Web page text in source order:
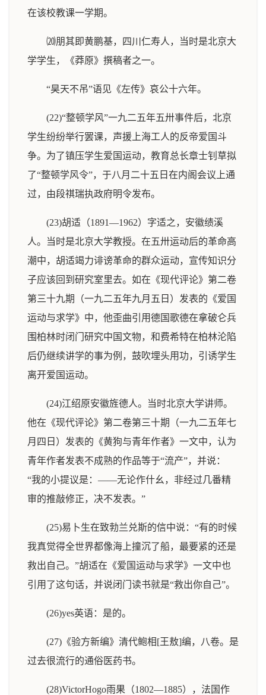
在该校教课一学期。
⒇朋其即黄鹏基，四川仁寿人，当时是北京大
学学生，《莽原》撰稿者之一。
“昊天不吊”语见《左传》哀公十六年。
(22)“整顿学风”一九二五年五卅事件后，北京
学生纷纷举行罢课，声援上海工人的反帝爱国斗
争。为了镇压学生爱国运动，教育总长章士钊草拟
了“整顿学风令”，于八月二十五日在内阁会议上通
过，由段祺瑞执政府明令发布。
(23)胡适（1891—1962）字适之，安徽绩溪
人。当时是北京大学教授。在五卅运动后的革命高
潮中，胡适竭力诽谤革命的群众运动，宣传知识分
子应该回到研究室里去。如在《现代评论》第二卷
第三十九期（一九二五年九月五日）发表的《爱国
运动与求学》中，他歪曲引用德国歌德在拿破仑兵
围柏林时闭门研究中国文物，和费希特在柏林沦陷
后仍继续讲学的事为例，鼓吹埋头用功，引诱学生
离开爱国运动。
(24)江绍原安徽旌德人。当时北京大学讲师。
他在《现代评论》第二卷第三十期（一九二五年七
月四日）发表的《黄狗与青年作者》一文中，认为
青年作者发表不成熟的作品等于“流产”，并说：
“我的小提议是：——无论作什幺，非经过几番精
审的推敲修正，决不发表。”
(25)易卜生在致勃兰兑斯的信中说：“有的时候
我真觉得全世界都像海上撞沉了船，最要紧的还是
救出自己。”胡适在《爱国运动与求学》一文中也
引用了这句话，并说闭门读书就是“救出你自己”。
(26)yes英语：是的。
(27)《验方新编》清代鲍相[王敖]编，八卷。是
过去很流行的通俗医药书。
(28)VictorHogo雨果（1802—1885），法国作